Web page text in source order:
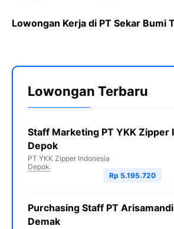
Lowongan Kerja di PT Sekar Bumi
Lowongan Terbaru
Staff Marketing PT YKK Zipper
Depok
PT YKK Zipper Indonesia
Depok
Rp 5.195.720
Purchasing Staff PT
Demak